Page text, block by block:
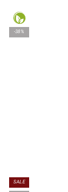
-38%
SALE